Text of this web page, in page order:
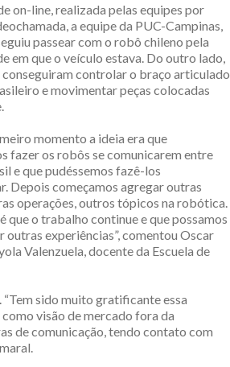
on-line, realizada pelas equipes por
a equipe da PUC-Campinas,
passear com o robô chileno pela
em que o veículo estava. Do outro lado,
conseguiram controlar o braço articulado
e movimentar peças colocadas
momento a ideia era que
fazer os robôs se comunicarem entre
e que pudéssemos fazê-los
Depois começamos agregar outras
operações, outros tópicos na robótica.
que o trabalho continue e que possamos
outras experiências”, comentou Oscar
Valenzuela, docente da Escuela de
sido muito gratificante essa
visão de mercado fora da
de comunicação, tendo contato com